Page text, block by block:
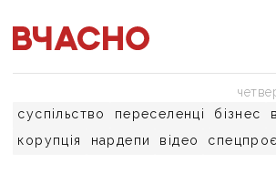
суспільство переселенці бізнес
корупція
нардепи відео